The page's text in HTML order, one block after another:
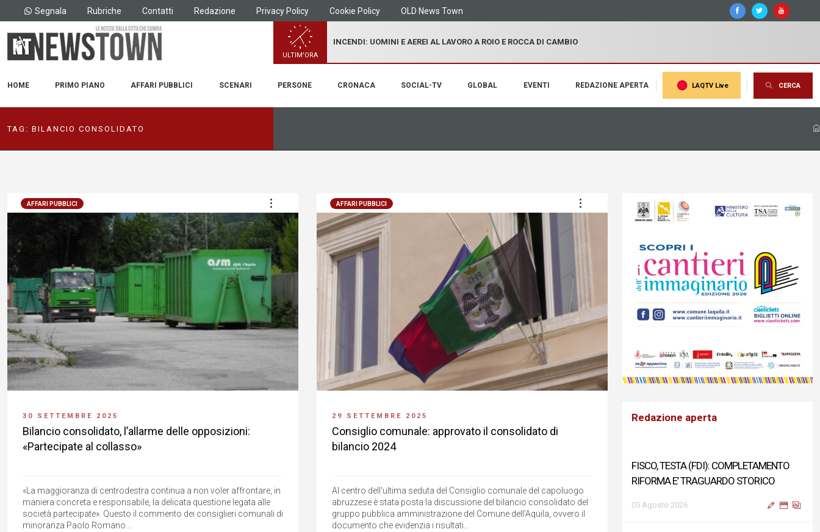
Segnala Rubriche Contatti Redazione Privacy Policy Cookie Policy OLD News Town
ULTIM'ORA
INCENDI: UOMINI E AEREI AL LAVORO A ROIO E ROCCA DI CAMBIO
HOME PRIMO PIANO AFFARI PUBBLICI SCENARI PERSONE CRONACA SOCIAL-TV GLOBAL EVENTI REDAZIONE APERTA LAQTV Live CERCA
TAG: BILANCIO CONSOLIDATO
AFFARI PUBBLICI
30 SETTEMBRE 2025
Bilancio consolidato, l’allarme delle opposizioni:
«Partecipate al collasso»
«La maggioranza di centrodestra continua a non voler affrontare, in
maniera concreta e responsabile, la delicata questione legata alle
società partecipate». Questo il commento dei consiglieri comunali di
minoranza Paolo Romano...
AFFARI PUBBLICI
29 SETTEMBRE 2025
Consiglio comunale: approvato il consolidato di
bilancio 2024
Al centro dell'ultima seduta del Consiglio comunale del capoluogo
abruzzese è stata posta la discussione del bilancio consolidato del
gruppo pubblica amministrazione del Comune dell’Aquila, ovvero il
documento che evidenzia i risultati...
Redazione aperta
FISCO, TESTA (FDI): COMPLETAMENTO
RIFORMA E’ TRAGUARDO STORICO
05 Agosto 2026